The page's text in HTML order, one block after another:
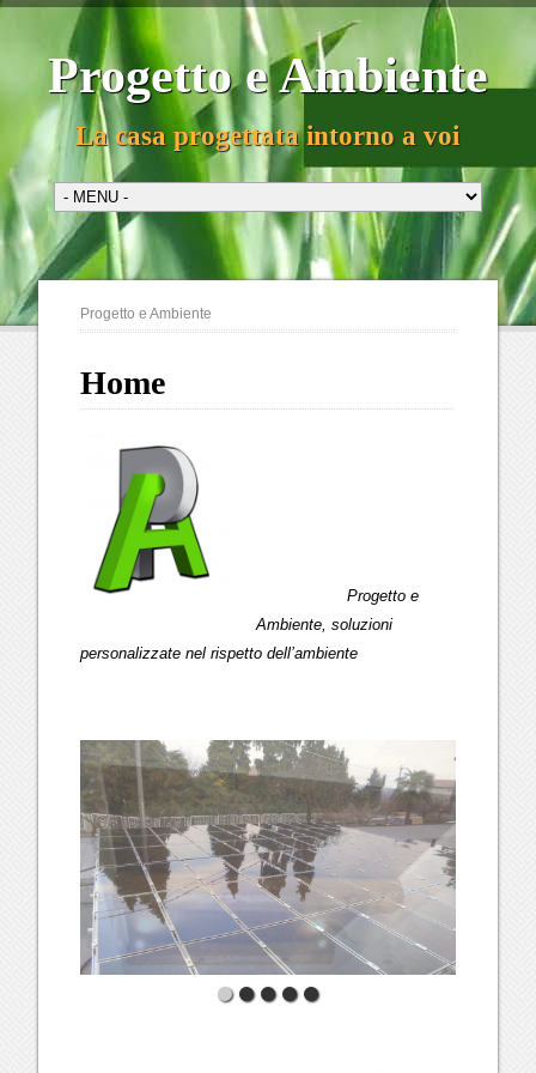
Progetto e Ambiente
La casa progettata intorno a voi
Progetto e Ambiente
Home
Progetto e
Ambiente, soluzioni
personalizzate nel rispetto dell’ambiente